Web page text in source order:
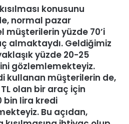
konusunu
normal pazar
müşterilerin yüzde 70’i
almaktaydı. Geldiğimiz
yüzde 20-25
gözlemlemekteyiz.
kullanan müşterilerin de,
olan bir araç için
bin lira kredi
Bu açıdan,